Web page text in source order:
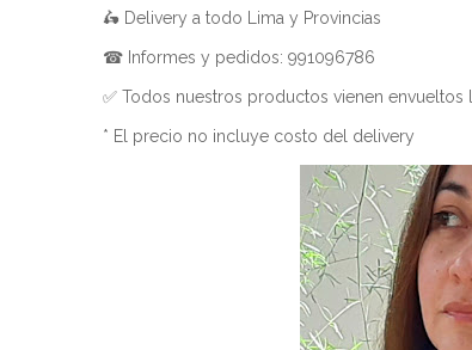
🛵 Delivery a todo Lima y Provincias
☎ Informes y pedidos: 991096786
✅ Todos nuestros productos vienen envueltos
* El precio no incluye costo del delivery